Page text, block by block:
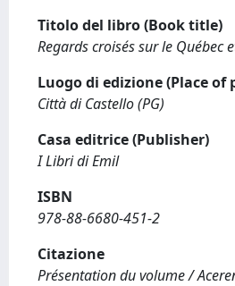
Titolo del libro (Book title)
Regards croisés sur le Québec
Luogo di edizione (Place
Città di Castello (PG)
Casa editrice (Publisher)
I Libri di Emil
ISBN
978-88-6680-451-2
Citazione
Présentation du volume /